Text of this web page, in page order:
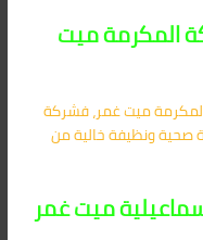
المكرمة ميت
ميت غمر، فشركة
صحية ونظيفة خالية من
ميت غمر